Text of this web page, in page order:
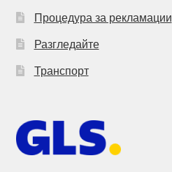
Процедура за рекламации
Разгледайте
Транспорт